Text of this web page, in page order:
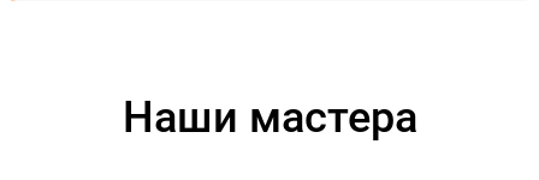
Наши мастера